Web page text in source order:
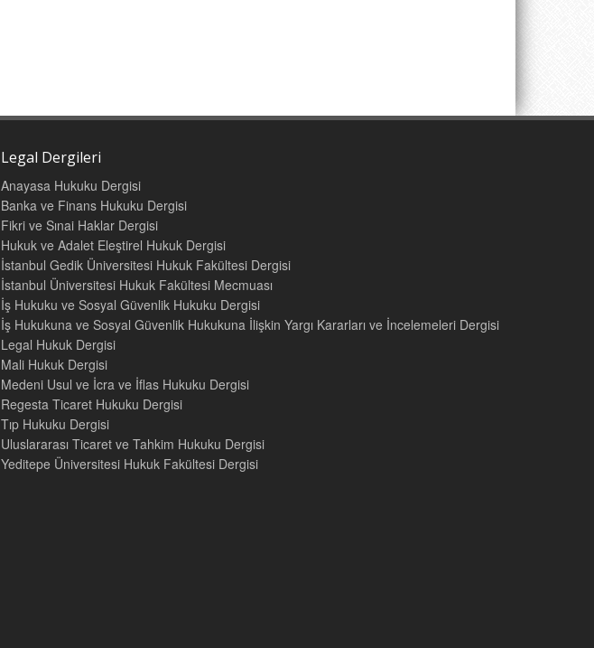
Legal Dergileri
Anayasa Hukuku Dergisi
Banka ve Finans Hukuku Dergisi
Fikri ve Sınai Haklar Dergisi
Hukuk ve Adalet Eleştirel Hukuk Dergisi
İstanbul Gedik Üniversitesi Hukuk Fakültesi Dergisi
İstanbul Üniversitesi Hukuk Fakültesi Mecmuası
İş Hukuku ve Sosyal Güvenlik Hukuku Dergisi
İş Hukukuna ve Sosyal Güvenlik Hukukuna İlişkin Yargı Kararları ve İncelemeleri Dergisi
Legal Hukuk Dergisi
Mali Hukuk Dergisi
Medeni Usul ve İcra ve İflas Hukuku Dergisi
Regesta Ticaret Hukuku Dergisi
Tıp Hukuku Dergisi
Uluslararası Ticaret ve Tahkim Hukuku Dergisi
Yeditepe Üniversitesi Hukuk Fakültesi Dergisi